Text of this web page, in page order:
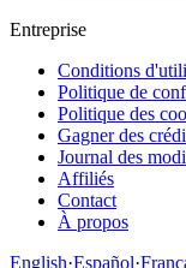
Entreprise
Conditions
Politique de
Politique des
Gagner des
Journal des
Affiliés
Contact
À propos
English·Español·